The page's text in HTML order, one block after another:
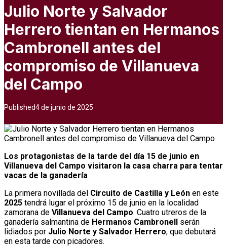
Julio Norte y Salvador
Herrero tientan en Hermanos
Cambronell antes del
compromiso de Villanueva
del Campo
Published4 de junio de 2025
Los protagonistas de la tarde del día 15 de junio en
Villanueva del Campo visitaron la casa charra para tentar
vacas de la ganadería
La primera novillada del Circuito de Castilla y León en este
2025 tendrá lugar el próximo 15 de junio en la localidad
zamorana de Villanueva del Campo. Cuatro utreros de la
ganadería salmantina de Hermanos Cambronell serán
lidiados por Julio Norte y Salvador Herrero, que debutará
en esta tarde con picadores.